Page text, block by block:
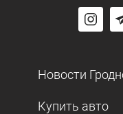
Новости
Купить авто